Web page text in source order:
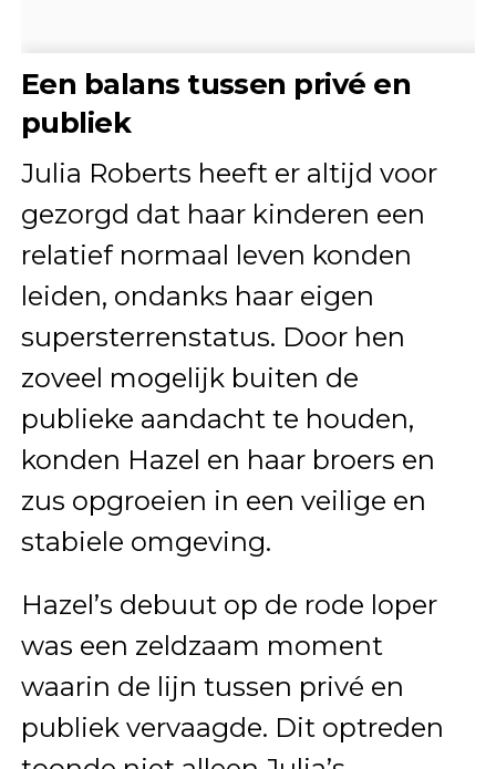
Een balans tussen privé en
publiek
Julia Roberts heeft er altijd voor
gezorgd dat haar kinderen een
relatief normaal leven konden
leiden, ondanks haar eigen
supersterrenstatus. Door hen
zoveel mogelijk buiten de
publieke aandacht te houden,
konden Hazel en haar broers en
zus opgroeien in een veilige en
stabiele omgeving.
Hazel’s debuut op de rode loper
was een zeldzaam moment
waarin de lijn tussen privé en
publiek vervaagde. Dit optreden